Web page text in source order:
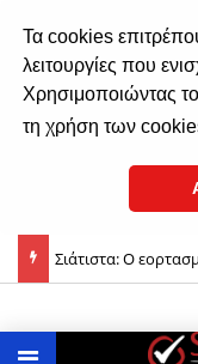
Τα cookies
λειτουργίες που
Χρησιμοποιώντας
τη χρήση των
Σιάτιστα: Ο
Δημόσια